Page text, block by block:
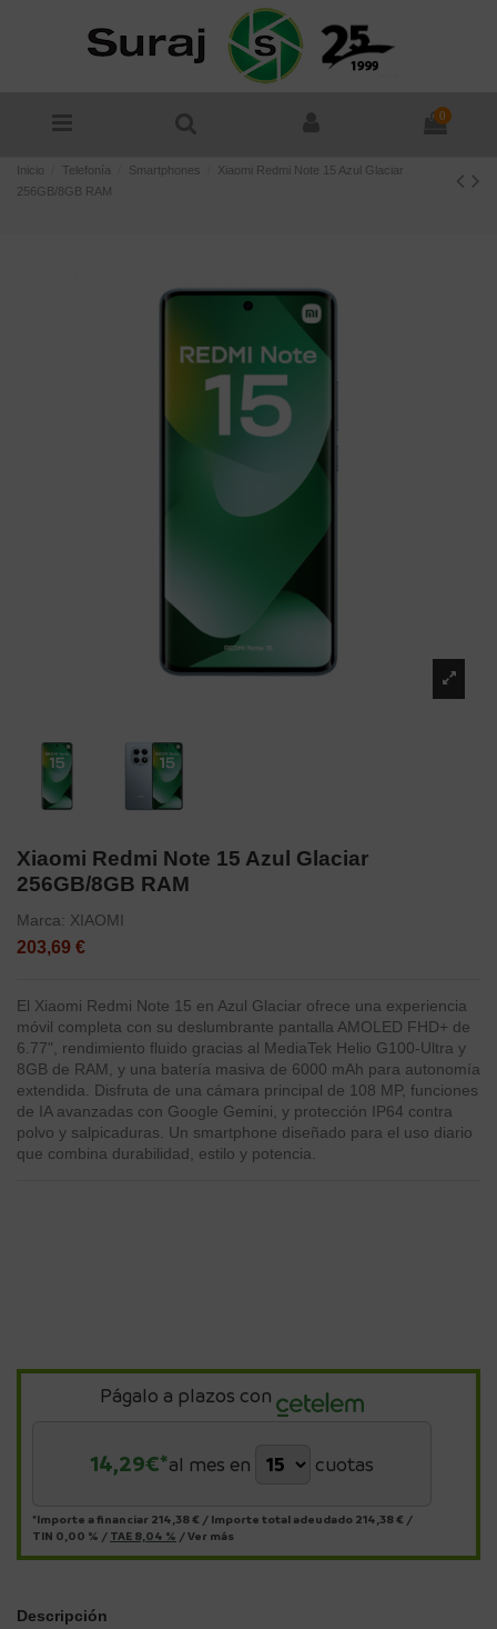
0
Inicio Telefonía Smartphones
Xiaomi Redmi Note 15 Azul Glaciar
256GB/8GB RAM
Xiaomi Redmi Note 15 Azul Glaciar
256GB/8GB RAM
Marca: XIAOMI
203,69 €
El Xiaomi Redmi Note 15 en Azul Glaciar ofrece una experiencia
móvil completa con su deslumbrante pantalla AMOLED FHD+ de
6.77", rendimiento fluido gracias al MediaTek Helio G100-Ultra y
8GB de RAM, y una batería masiva de 6000 mAh para autonomía
extendida. Disfruta de una cámara principal de 108 MP, funciones
de IA avanzadas con Google Gemini, y protección IP64 contra
polvo y salpicaduras. Un smartphone diseñado para el uso diario
que combina durabilidad, estilo y potencia.
Págalo a plazos con
14,29€*al mes en cuotas
*Importe a financiar 214,38 € / Importe total adeudado 214,38 € /
TIN 0,00 % / TAE 8,04 % /Ver más
Descripción